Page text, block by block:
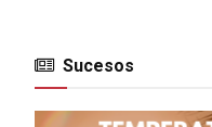
Sucesos